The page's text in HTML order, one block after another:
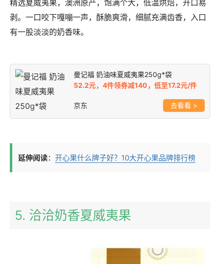
精选夏威夷果，澳洲原产，饱满个大，低温烘焙，开口易
剥。一口咬下嘎嘣一声，酥脆爽滑，细腻充满齿香，入口
有一股淡淡的奶香味。
曼记福 奶油味夏威夷果250g*袋
52.2元，4件领券减140，低至17.2元/件
京东 >
延伸阅读： 开心果什么牌子好？10大开心果品牌排行榜
5. 洽洽奶香夏威夷果